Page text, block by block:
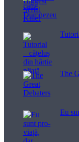
The
Eu